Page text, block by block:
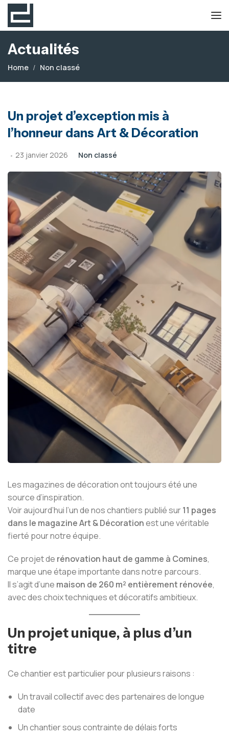
Actualités
Home Non classé
Un projet d’exception mis à
l’honneur dans Art & Décoration
23 janvier 2026 Non classé
Les magazines de décoration ont toujours été une
source d’inspiration.
Voir aujourd’hui l’un de nos chantiers publié sur11 pages
dans le magazine Art & Décorationest une véritable
fierté pour notre équipe.
Ce projet de rénovation haut de gamme à Comines,
marque une étape importante dans notre parcours.
Il s’agit d’une maison de 260 m² entièrement rénovée,
avec des choix techniques et décoratifs ambitieux.
Un projet unique, à plus d’un
titre
Ce chantier est particulier pour plusieurs raisons :
Un travail collectif avec des partenaires de longue
date
Un chantier sous contrainte de délais forts